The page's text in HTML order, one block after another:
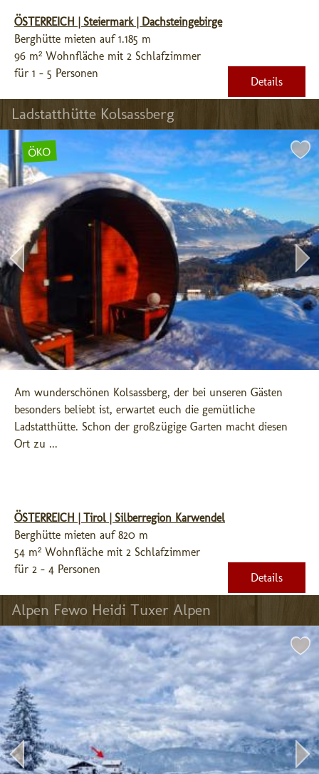
ÖSTERREICH | Steiermark | Dachsteingebirge
Berghütte mieten auf 1.185 m
96 m² Wohnfläche mit 2 Schlafzimmer
für 1 - 5 Personen
Details
Ladstatthütte Kolsassberg
ÖKO
Am wunderschönen Kolsassberg, der bei unseren Gästen
besonders beliebt ist, erwartet euch die gemütliche
Ladstatthütte. Schon der großzügige Garten macht diesen
Ort zu ...
ÖSTERREICH | Tirol | Silberregion Karwendel
Berghütte mieten auf 820 m
54 m² Wohnfläche mit 2 Schlafzimmer
für 2 - 4 Personen
Details
Alpen Fewo Heidi Tuxer Alpen